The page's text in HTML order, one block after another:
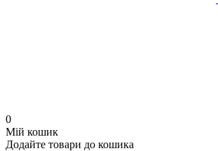
0
Мій кошик
Додайте товари до кошика